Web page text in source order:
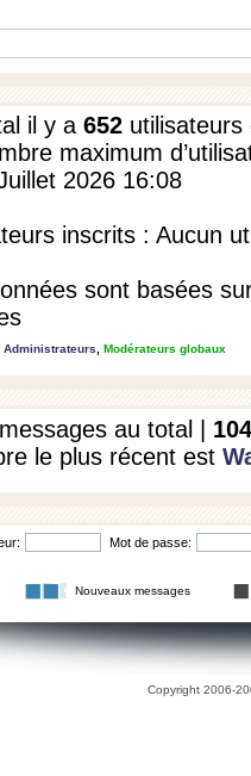
il y a 652
maximum
2026 16:08
inscrits : Aucun
sont basées
Administrateurs Modérateurs globaux
messages au total | 104
le plus récent est
Mot de passe:
Nouveaux messages
Copyright 2006-